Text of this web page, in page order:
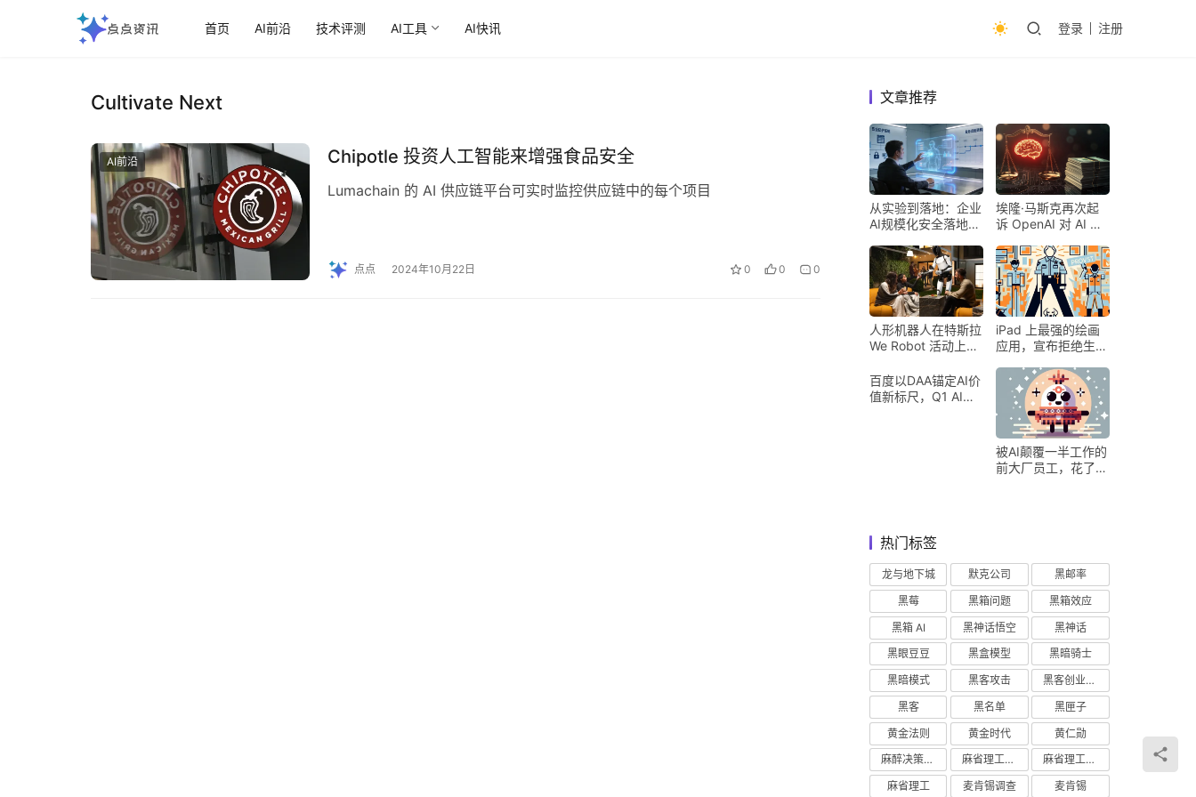
首页 AI前沿 技术评测 AI工具 AI快讯 登录 注册
Cultivate Next
AI前沿 Chipotle 投资人工智能来增强食品安全
Lumachain 的 AI 供应链平台可实时监控供应链中的每个项目
点点 2024年10月22日 0 0 0
文章推荐
从实验到落地：企业
AI规模化安全落地的
埃隆·马斯克再次起
诉 OpenAI 对 AI 行
人形机器人在特斯拉
We Robot 活动上为
iPad 上最强的绘画
应用，宣布拒绝生成
百度以DAA锚定AI价
值新标尺，Q1 AI营
被AI颠覆一半工作的
前大厂员工，花了8
热门标签
龙与地下城 默克公司
黑邮率
黑莓
黑箱问题
黑箱效应
黑箱 AI
黑神话悟空
黑神话
黑眼豆豆
黑盒模型
黑暗骑士
黑暗模式
黑客攻击
黑客创业主义
黑客
黑名单
黑匣子
黄金法则
黄金时代
黄仁勋
麻醉决策支持
麻省理工学院研究
麻省理工学院
麻省理工
麦肯锡调查 麦肯锡